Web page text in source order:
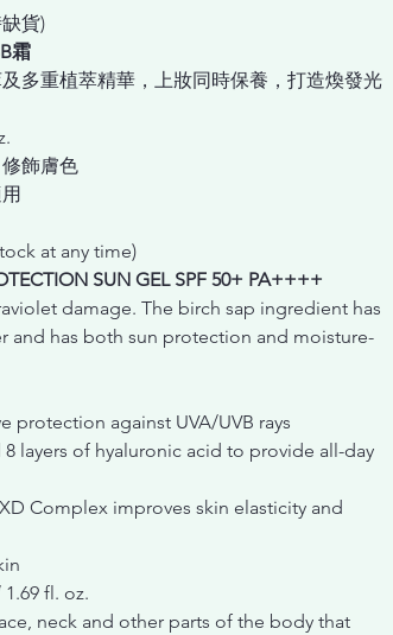
貨)
霜
多重植萃精華，上妝同時保養，打造煥發光
飾膚色
at any time)
SUN GEL SPF 50+ PA++++
damage. The birch sap ingredient has
and has both sun protection and moisture-
protection against UVA/UVB rays
layers of hyaluronic acid to provide all-day
Complex improves skin elasticity and
fl. oz.
neck and other parts of the body that